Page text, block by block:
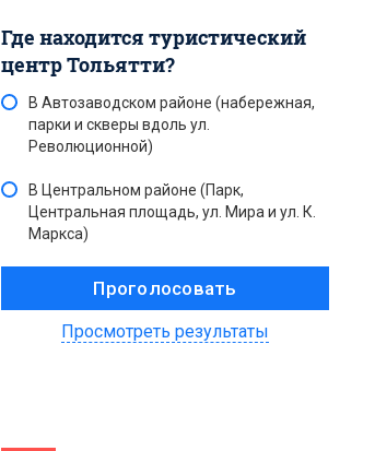
Где находится туристический
центр Тольятти?
В Автозаводском районе (набережная,
парки и скверы вдоль ул.
Революционной)
В Центральном районе (Парк,
Центральная площадь, ул. Мира и ул. К.
Маркса)
Просмотреть результаты